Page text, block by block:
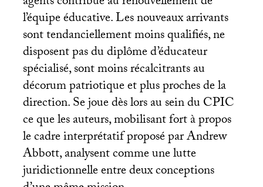
l’équipe éducative. Les nouveaux arrivants
sont tendanciellement moins qualifiés, ne
disposent pas du diplôme d’éducateur
spécialisé, sont moins récalcitrants au
décorum patriotique et plus proches de la
direction. Se joue dès lors au sein duCPIC
ce que les auteurs, mobilisant fort à propos
le cadre interprétatif proposé par Andrew
Abbott, analysent comme une lutte
juridictionnelle entre deux conceptions